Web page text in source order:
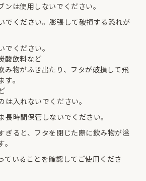
ンは使用しないでください。
でください。膨張して破損する恐れが
でください。
酸飲料など
み物がふき出たり、フタが破損して飛
。
入れないでください。
長時間保管しないでください。
ぎると、フタを閉じた際に飲み物が溢
ていることを確認してご使用くださ